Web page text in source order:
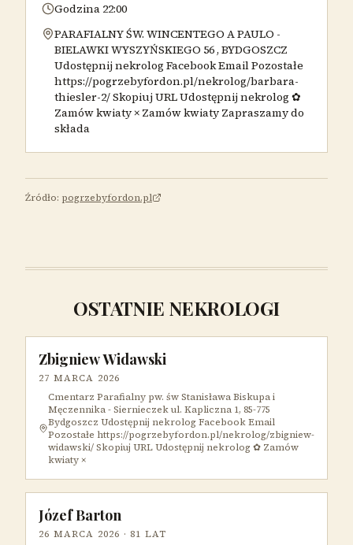
Godzina 22:00
PARAFIALNY ŚW. WINCENTEGO A PAULO -
BIELAWKI WYSZYŃSKIEGO 56 , BYDGOSZCZ
Udostępnij nekrolog Facebook Email Pozostałe
https://pogrzebyfordon.pl/nekrolog/barbara-
thiesler-2/ Skopiuj URL Udostępnij nekrolog ✿
Zamów kwiaty × Zamów kwiaty Zapraszamy do
składa
Źródło: pogrzebyfordon.pl
OSTATNIE NEKROLOGI
Zbigniew Widawski
27 MARCA 2026
Cmentarz Parafialny pw. św Stanisława Biskupa i
Męczennika - Siernieczek ul. Kapliczna 1, 85-775
Bydgoszcz Udostępnij nekrolog Facebook Email
Pozostałe https://pogrzebyfordon.pl/nekrolog/zbigniew-
widawski/ Skopiuj URL Udostępnij nekrolog ✿ Zamów
kwiaty ×
Józef Barton
26 MARCA 2026 · 81 LAT